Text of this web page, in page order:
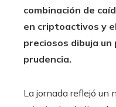
combinación de
en criptoactivos y
preciosos dibuja
prudencia.
La jornada reflejó un